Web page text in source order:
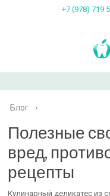
+7 (978) 719
Блог ›
Полезные
вред,
рецепты
Кулинарный деликатес из